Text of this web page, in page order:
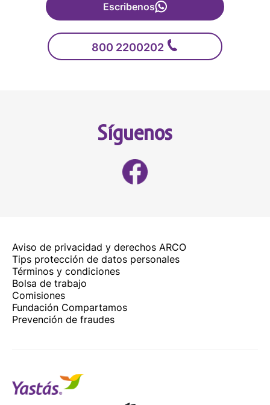
Escribenos
800 2200202
Síguenos
Aviso de privacidad y derechos ARCO
Tips protección de datos personales
Términos y condiciones
Bolsa de trabajo
Comisiones
Fundación Compartamos
Prevención de fraudes